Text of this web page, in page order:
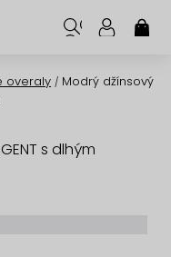
overaly / Modrý džínsový
s dlhým